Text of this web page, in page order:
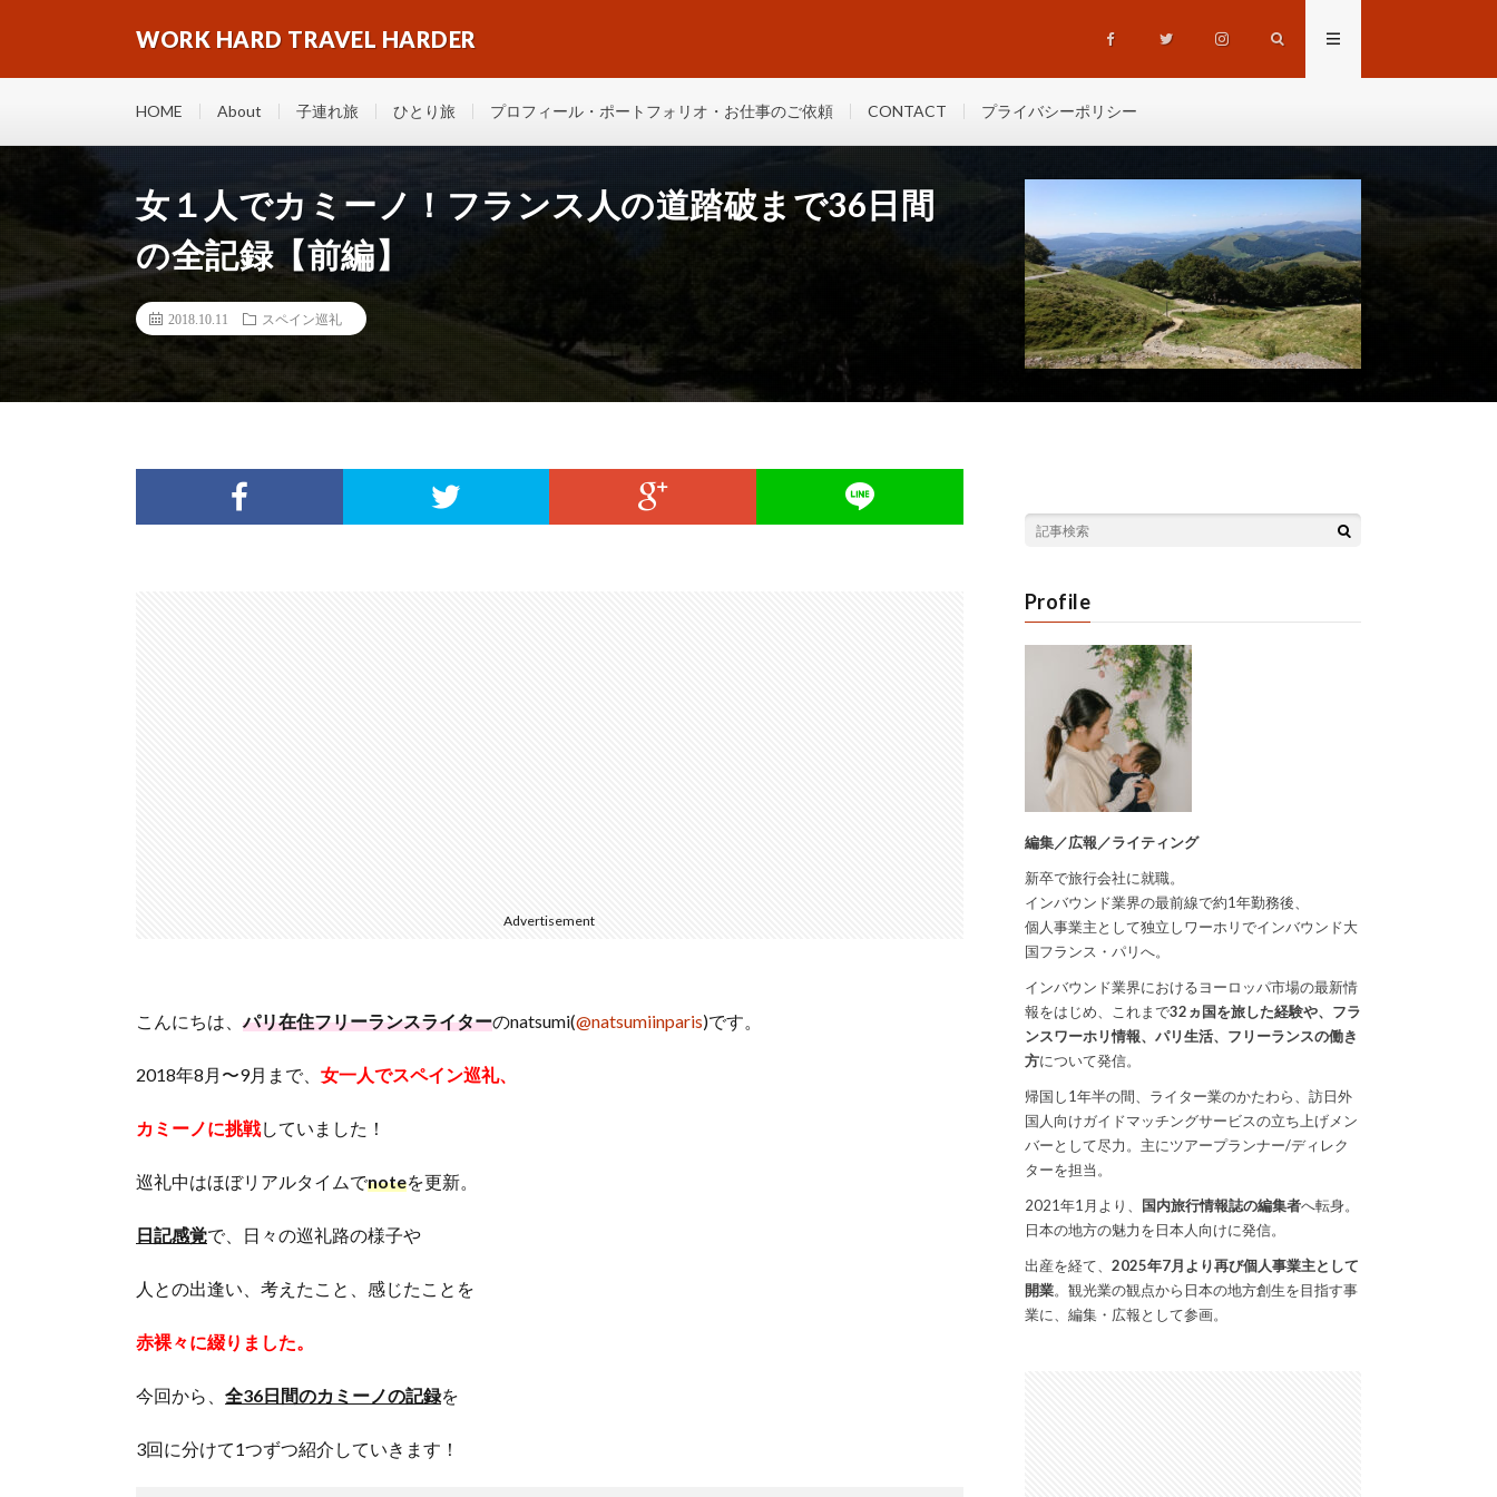
WORK HARD TRAVEL HARDER
HOME About 子連れ旅 ひとり旅 プロフィール・ポートフォリオ・お仕事のご依頼 CONTACT プライバシーポリシー
女１人でカミーノ！フランス人の道踏破まで36日間
の全記録【前編】
2018.10.11 スペイン巡礼
Advertisement
こんにちは、パリ在住フリーランスライターのnatsumi(@natsumiinparis)です。
2018年8月〜9月まで、 女一人でスペイン巡礼、
カミーノに挑戦していました！
巡礼中はほぼリアルタイムでnoteを更新。
日記感覚で、日々の巡礼路の様子や
人との出逢い、考えたこと、感じたことを
赤裸々に綴りました。
今回から、 全36日間のカミーノの記録を
3回に分けて1つずつ紹介していきます！
Profile
編集／広報／ライティング
新卒で旅行会社に就職。
インバウンド業界の最前線で約1年勤務後、
個人事業主として独立しワーホリでインバウンド大
国フランス・パリへ。
インバウンド業界におけるヨーロッパ市場の最新情
報をはじめ、これまで32ヵ国を旅した経験や、フラ
ンスワーホリ情報、パリ生活、フリーランスの働き
方について発信。
帰国し1年半の間、ライター業のかたわら、訪日外
国人向けガイドマッチングサービスの立ち上げメン
バーとして尽力。主にツアープランナー/ディレク
ターを担当。
2021年1月より、 国内旅行情報誌の編集者へ転身。
日本の地方の魅力を日本人向けに発信。
出産を経て、 2025年7月より再び個人事業主として
開業。観光業の観点から日本の地方創生を目指す事
業に、編集・広報として参画。